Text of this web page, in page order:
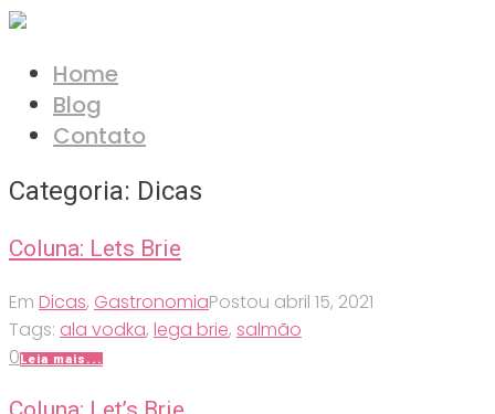
Ir
conteúdo
Home
Blog
Contato
Categoria: Dicas
Coluna: Lets Brie
Em Dicas, GastronomiaPostou abril 15, 2021
Tags: ala vodka, lega brie, salmão
0Leia mais...